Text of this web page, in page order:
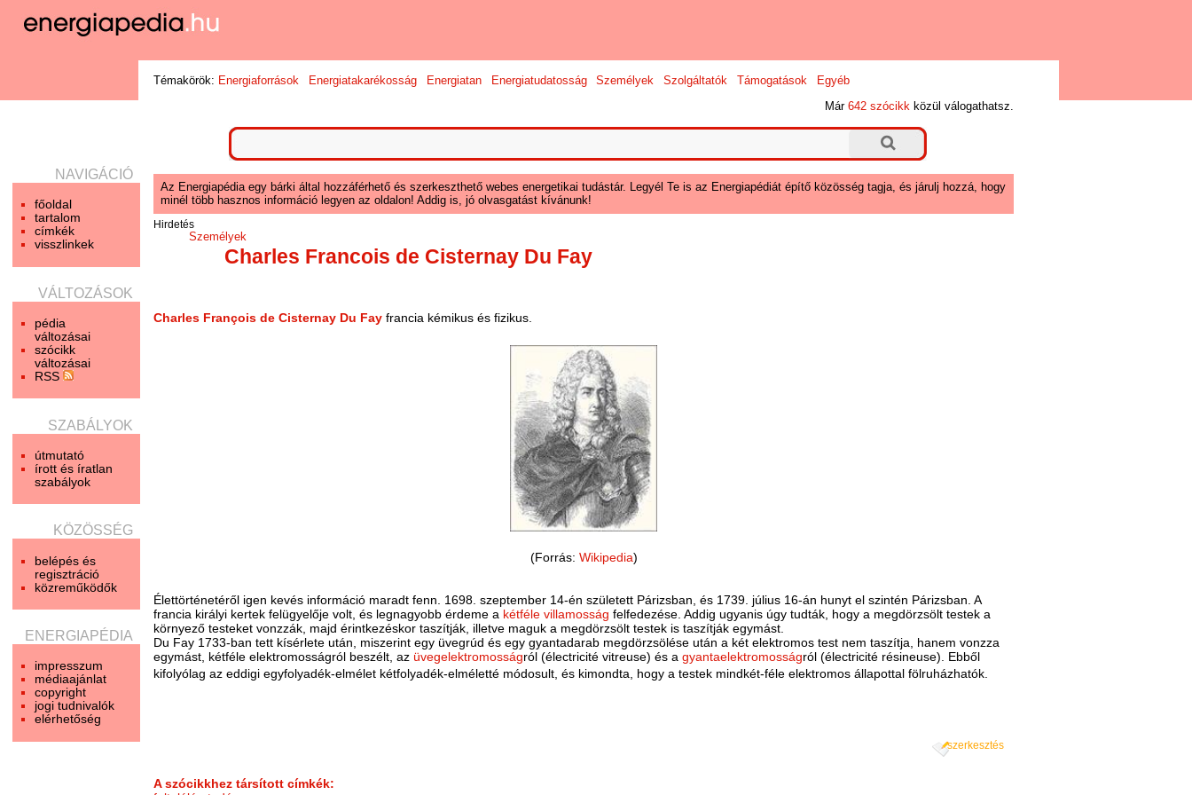
NAVIGÁCIÓ
főoldal
tartalom
címkék
visszlinkek
VÁLTOZÁSOK
pédia
változásai
szócikk
változásai
RSS
SZABÁLYOK
útmutató
írott és íratlan
szabályok
KÖZÖSSÉG
belépés és
regisztráció
közreműködők
ENERGIAPÉDIA
impresszum
médiaajánlat
copyright
jogi tudnivalók
elérhetőség
Témakörök: Energiaforrások Energiatakarékosság Energiatan Energiatudatosság Személyek Szolgáltatók Támogatások
Egyéb
Már642 szócikk közül válogathatsz.
Az Energiapédia egy bárki által hozzáférhető és szerkeszthető webes energetikai tudástár. Legyél Te is az Energiapédiát építő közösség tagja, és járulj hozzá, hogy
minél több hasznos információ legyen az oldalon! Addig is, jó olvasgatást kívánunk!
Hirdetés
Személyek
Charles Francois de Cisternay Du Fay
Charles François de Cisternay Du Fay francia kémikus és fizikus.
(Forrás: Wikipedia)
Élettörténetéről igen kevés információ maradt fenn. 1698. szeptember 14-én született Párizsban, és 1739. július 16-án hunyt el szintén Párizsban. A
francia királyi kertek felügyelője volt, és legnagyobb érdeme a kétféle villamosság felfedezése. Addig ugyanis úgy tudták, hogy a megdörzsölt testek a
környező testeket vonzzák, majd érintkezéskor taszítják, illetve maguk a megdörzsölt testek is taszítják egymást.
Du Fay 1733-ban tett kísérlete után, miszerint egy üvegrúd és egy gyantadarab megdörzsölése után a két elektromos test nem taszítja, hanem vonzza
egymást, kétféle elektromosságról beszélt, az üvegelektromosságról (électricité vitreuse) és agyantaelektromosságról (électricité résineuse). Ebből
kifolyólag az eddigi egyfolyadék-elmélet kétfolyadék-elméletté módosult, és kimondta, hogy a testek mindkét-féle elektromos állapottal fölruházhatók.
szerkesztés
A szócikkhez társított címkék: